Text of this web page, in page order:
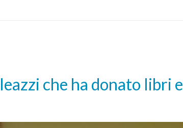
che ha donato libri e